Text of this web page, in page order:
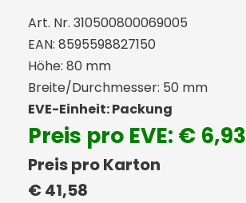
Art. Nr. 310500800069005
EAN: 8595598827150
Höhe: 80 mm
Breite/Durchmesser: 50 mm
EVE-Einheit: Packung
Preis pro EVE: € 6,93
Preis pro Karton
€ 41,58